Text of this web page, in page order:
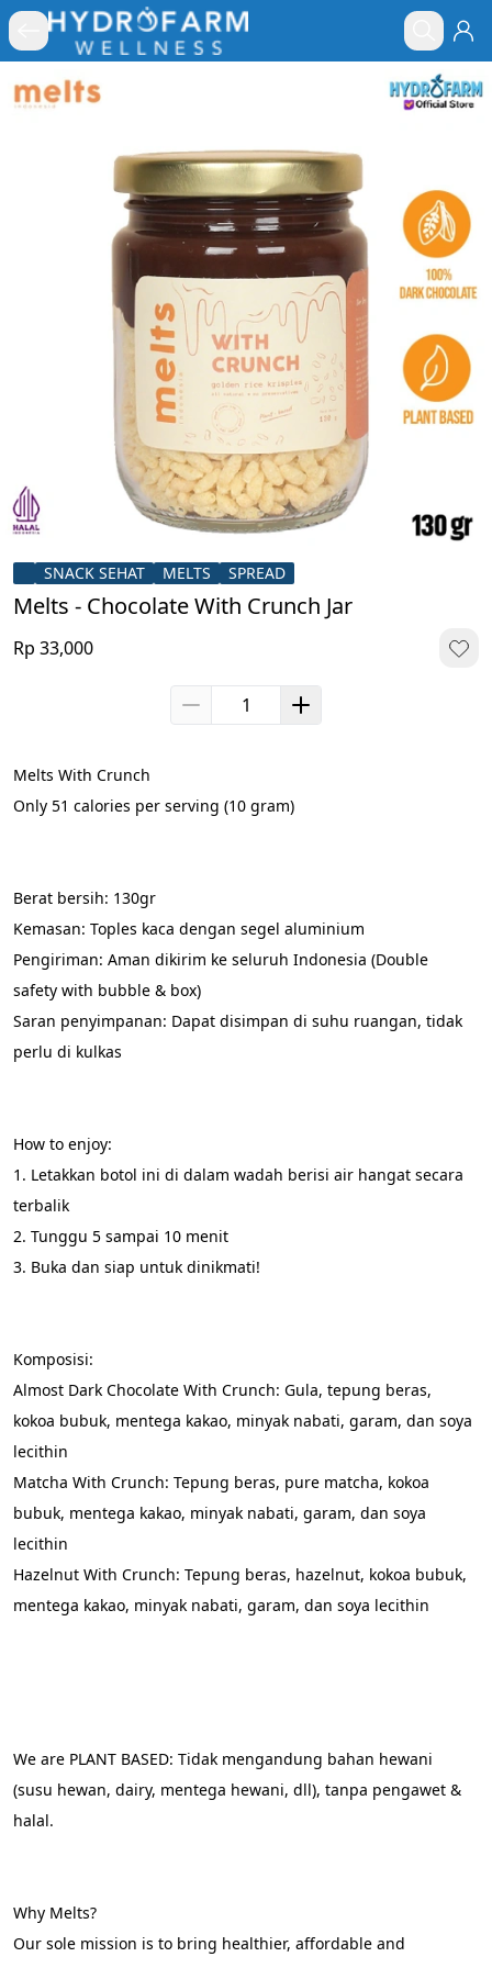
SNACK SEHAT MELTS SPREAD
Melts - Chocolate With Crunch Jar
Rp 33,000
Melts With Crunch
Only 51 calories per serving (10 gram)
Berat bersih: 130gr
Kemasan: Toples kaca dengan segel aluminium
Pengiriman: Aman dikirim ke seluruh Indonesia (Double
safety with bubble & box)
Saran penyimpanan: Dapat disimpan di suhu ruangan, tidak
perlu di kulkas
How to enjoy:
1. Letakkan botol ini di dalam wadah berisi air hangat secara
terbalik
2. Tunggu 5 sampai 10 menit
3. Buka dan siap untuk dinikmati!
Komposisi:
Almost Dark Chocolate With Crunch: Gula, tepung beras,
kokoa bubuk, mentega kakao, minyak nabati, garam, dan soya
lecithin
Matcha With Crunch: Tepung beras, pure matcha, kokoa
bubuk, mentega kakao, minyak nabati, garam, dan soya
lecithin
Hazelnut With Crunch: Tepung beras, hazelnut, kokoa bubuk,
mentega kakao, minyak nabati, garam, dan soya lecithin
We are PLANT BASED: Tidak mengandung bahan hewani
(susu hewan, dairy, mentega hewani, dll), tanpa pengawet &
halal.
Why Melts?
Our sole mission is to bring healthier, affordable and